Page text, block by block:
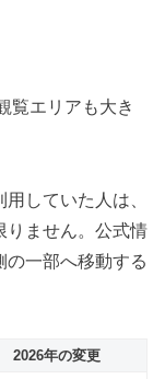
覧エリアも大き
していた人は、
りません。公式情
の一部へ移動する
2026年の変更